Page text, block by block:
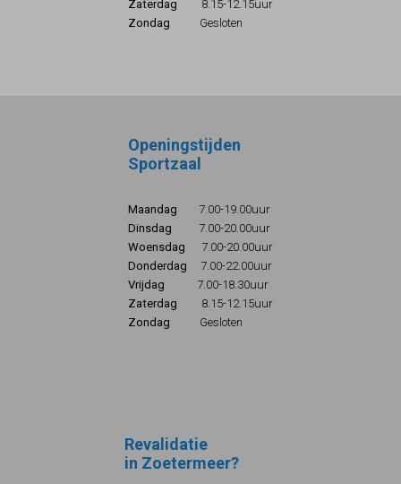
Zaterdag 8.15-12.15uur
Zondag Gesloten
Openingstijden
Sportzaal
Maandag 7.00-19.00uur
Dinsdag 7.00-20.00uur
Woensdag 7.00-20.00uur
Donderdag 7.00-22.00uur
Vrijdag 7.00-18.30uur
Zaterdag 8.15-12.15uur
Zondag Gesloten
Revalidatie
in Zoetermeer?